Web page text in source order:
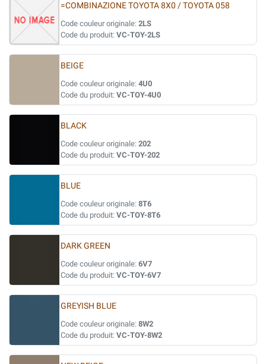
=COMBINAZIONE TOYOTA 8X0 / TOYOTA 058
Code couleur originale: 2LS
Code du produit: VC-TOY-2LS
BEIGE
Code couleur originale: 4U0
Code du produit: VC-TOY-4U0
BLACK
Code couleur originale: 202
Code du produit: VC-TOY-202
BLUE
Code couleur originale: 8T6
Code du produit: VC-TOY-8T6
DARK GREEN
Code couleur originale: 6V7
Code du produit: VC-TOY-6V7
GREYISH BLUE
Code couleur originale: 8W2
Code du produit: VC-TOY-8W2